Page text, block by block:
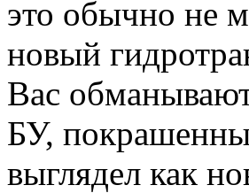
это обычно не
новый
Вас
БУ,
выглядел как